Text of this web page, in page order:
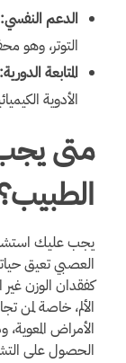
الدعم النفسي:
التوتر، وهو
المتابعة الدورية:
الأدوية
متى
يجب عليك
العصبي تعيق
كفقدان الوزن غير
الألم، خاصة لمن
الأمراض
الحصول على